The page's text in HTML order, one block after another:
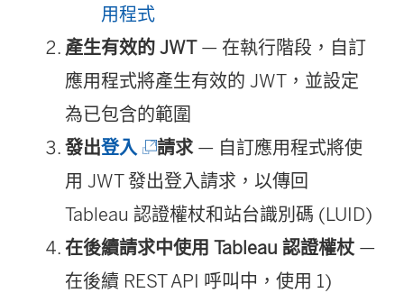
用程式
產生有效的 JWT— 在執行階段，自訂
應用程式將產生有效的 JWT，並設定
為已包含的範圍
發出登入 (
連
結
在
新
請求— 自訂應用程式將使
用 JWT 發出登入請求，以傳回
Tableau 認證權杖和站台識別碼 (LUID)
在後續請求中使用 Tableau 認證權杖—
在後續 REST API 呼叫中，使用 1)